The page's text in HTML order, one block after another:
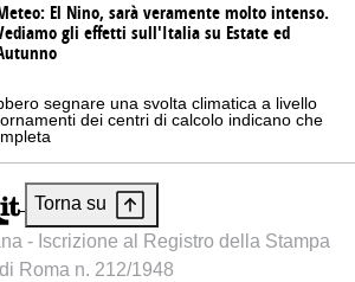
El Nino, sarà veramente molto intenso.
gli effetti sull'Italia su Estate ed
segnare una svolta climatica a livello
dei centri di calcolo indicano che
Torna su
- Iscrizione al Registro della Stampa
Roma n. 212/1948